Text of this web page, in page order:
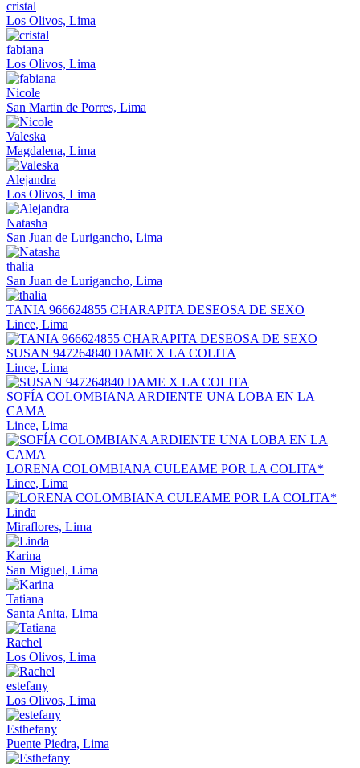
cristal
Los Olivos, Lima
fabiana
Los Olivos, Lima
Nicole
San Martin de Porres, Lima
Valeska
Magdalena, Lima
Alejandra
Los Olivos, Lima
Natasha
San Juan de Lurigancho, Lima
thalia
San Juan de Lurigancho, Lima
TANIA 966624855 CHARAPITA DESEOSA DE SEXO
Lince, Lima
SUSAN 947264840 DAME X LA COLITA
Lince, Lima
SOFÍA COLOMBIANA ARDIENTE UNA LOBA EN LA
CAMA
Lince, Lima
LORENA COLOMBIANA CULEAME POR LA COLITA*
Lince, Lima
Linda
Miraflores, Lima
Karina
San Miguel, Lima
Tatiana
Santa Anita, Lima
Rachel
Los Olivos, Lima
estefany
Los Olivos, Lima
Esthefany
Puente Piedra, Lima